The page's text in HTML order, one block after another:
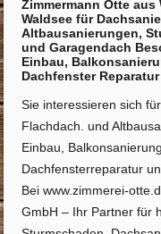
Zimmermann Otte
Waldsee für
Altbausanierungen,
und Garagendach
Einbau,
Dachfenster
Sie interessieren sich
Flachdach. und
Einbau,
Dachfensterreparatur
Bei www.zimmerei-
GmbH – Ihr Partner für